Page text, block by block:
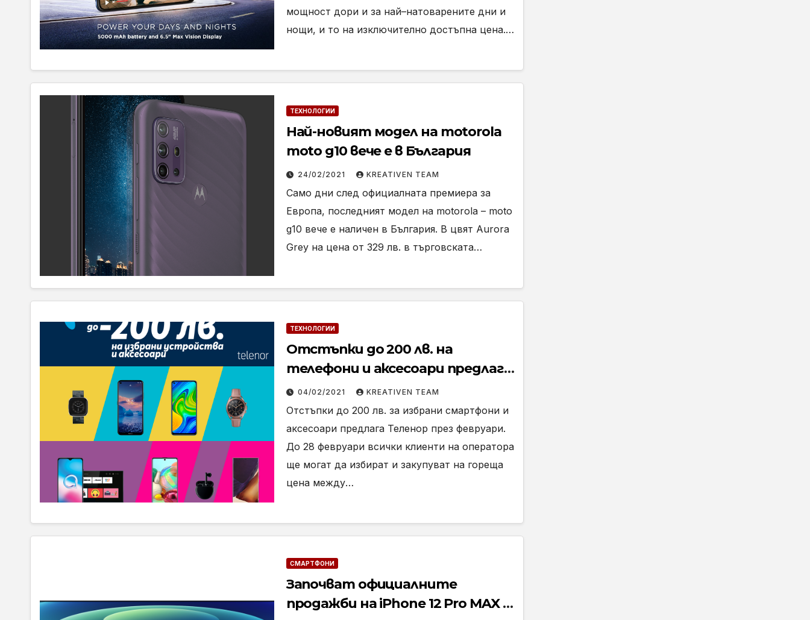
мощност дори и за най–натоварените дни и
нощи, и то на изключително достъпна цена.…
ТЕХНОЛОГИИ
Най-новият модел на motorola
moto g10 вече е в България
24/02/2021 KREATIVEN TEAM
Само дни след официалната премиера за
Европа, последният модел на motorola – moto
g10 вече е наличен в България. В цвят Aurora
Grey на цена от 329 лв. в търговската…
ТЕХНОЛОГИИ
Отстъпки до 200 лв. на
телефони и аксесоари предлага
Теленор през февруари
04/02/2021 KREATIVEN TEAM
Отстъпки до 200 лв. за избрани смартфони и
аксесоари предлага Теленор през февруари.
До 28 февруари всички клиенти на оператора
ще могат да избират и закупуват на гореща
цена между…
СМАРТФОНИ
Започват официалните
продажби на iPhone 12 Pro MAX и